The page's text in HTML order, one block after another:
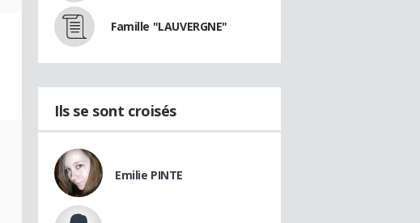
Famille "LAUVERGNE"
Ils se sont croisés
Emilie PINTE